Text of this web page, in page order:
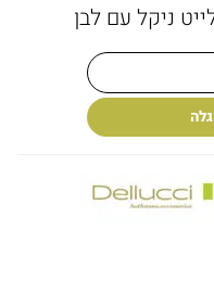
ניקל עם לבן